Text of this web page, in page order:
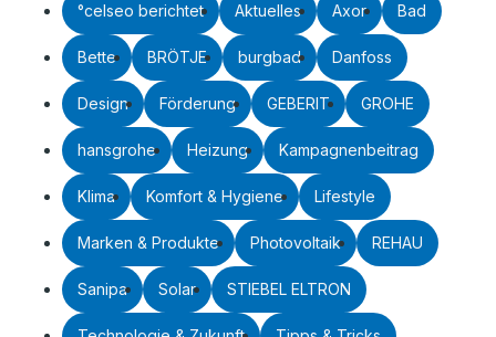
°celseo berichtet Aktuelles Axor Bad
Bette BRÖTJE burgbad Danfoss
Design Förderung GEBERIT GROHE
hansgrohe Heizung Kampagnenbeitrag
Klima Komfort & Hygiene Lifestyle
Marken & Produkte Photovoltaik REHAU
Sanipa Solar STIEBEL ELTRON